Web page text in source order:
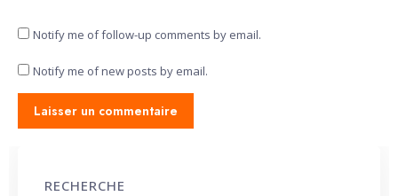
Notify me of follow-up comments by email.
Notify me of new posts by email.
RECHERCHE